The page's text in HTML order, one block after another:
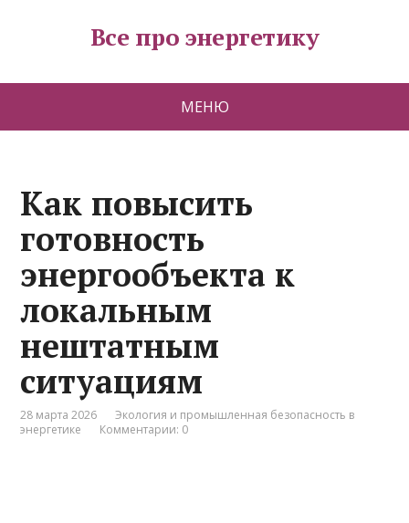
Все про энергетику
МЕНЮ
Как повысить
готовность
энергообъекта к
локальным
нештатным
ситуациям
28 марта 2026
Экология и промышленная безопасность в
энергетике
Комментарии: 0